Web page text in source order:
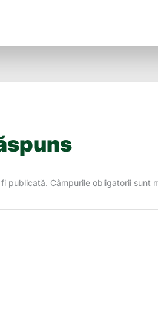
publicată. Câmpurile obligatorii sunt